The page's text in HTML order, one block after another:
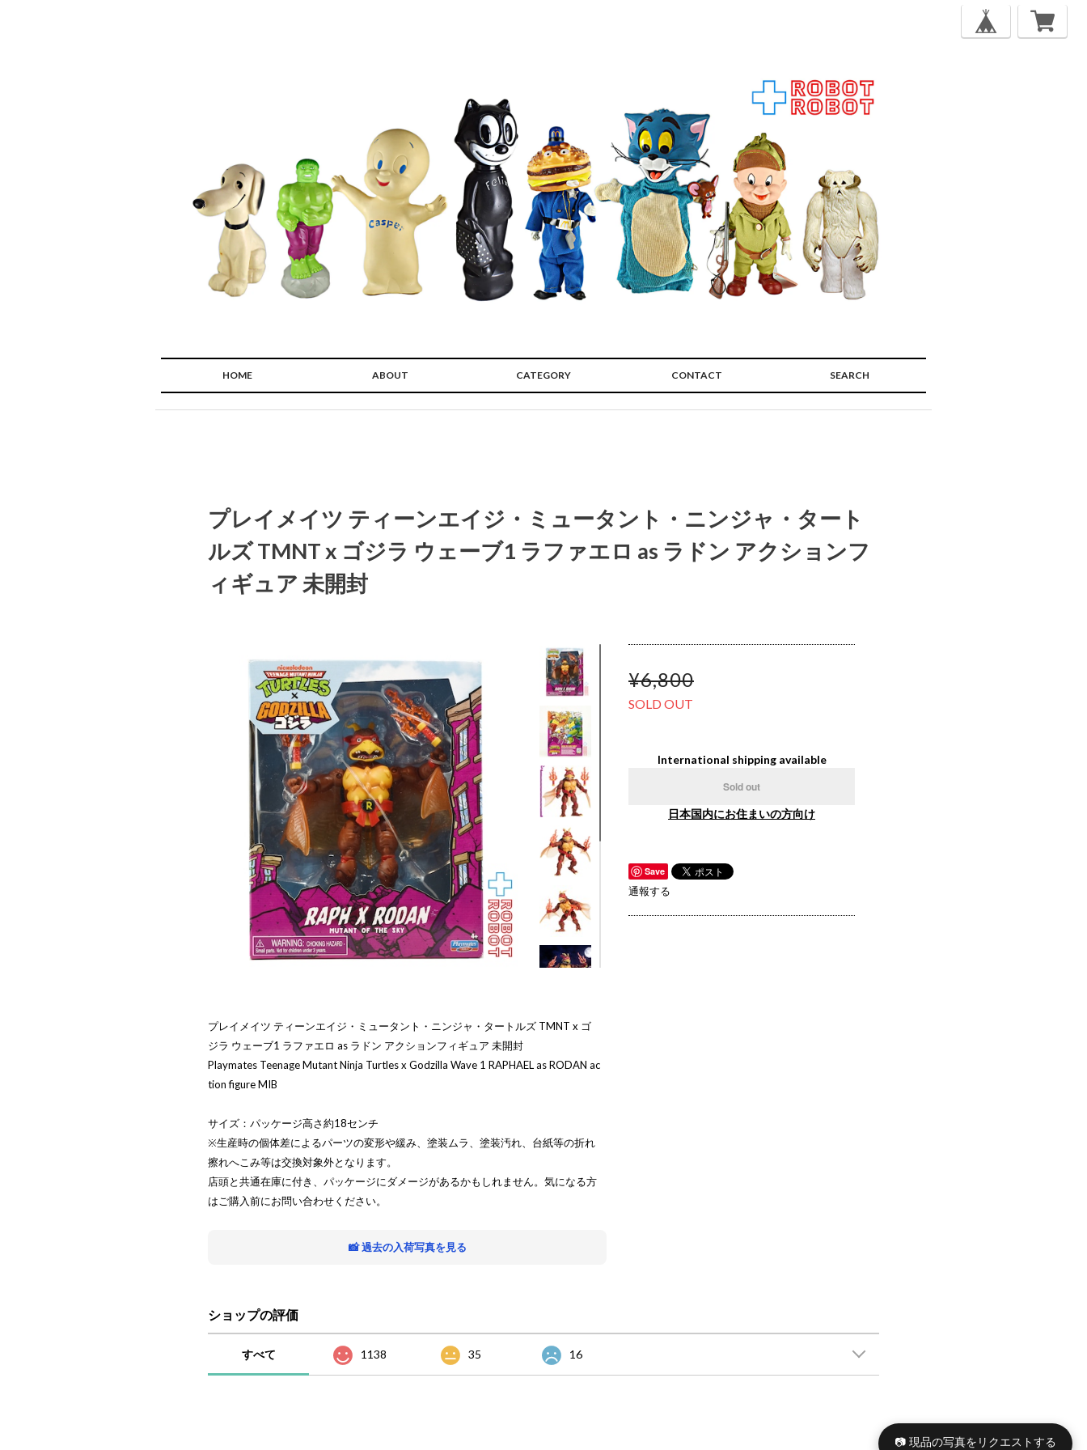
HOME ABOUT CATEGORY CONTACT SEARCH
プレイメイツ ティーンエイジ・ミュータント・ニンジャ・タート
ルズ TMNT x ゴジラ ウェーブ1 ラファエロ as ラドン アクションフ
ィギュア 未開封
プレイメイツ ティーンエイジ・ミュータント・ニンジャ・タートルズ TMNT x ゴ
ジラ ウェーブ1 ラファエロ as ラドン アクションフィギュア 未開封
Playmates Teenage Mutant Ninja Turtles x Godzilla Wave 1 RAPHAEL as RODAN ac
tion figure MIB
サイズ：パッケージ高さ約18センチ
※生産時の個体差によるパーツの変形や緩み、塗装ムラ、塗装汚れ、台紙等の折れ
擦れへこみ等は交換対象外となります。
店頭と共通在庫に付き、パッケージにダメージがあるかもしれません。気になる方
はご購入前にお問い合わせください。
📸 過去の入荷写真を見る
¥6,800
SOLD OUT
International shipping available
Sold out
日本国内にお住まいの方向け
Save
通報する
ショップの評価
すべて 1138 35 16
📷 現品の写真をリクエストする